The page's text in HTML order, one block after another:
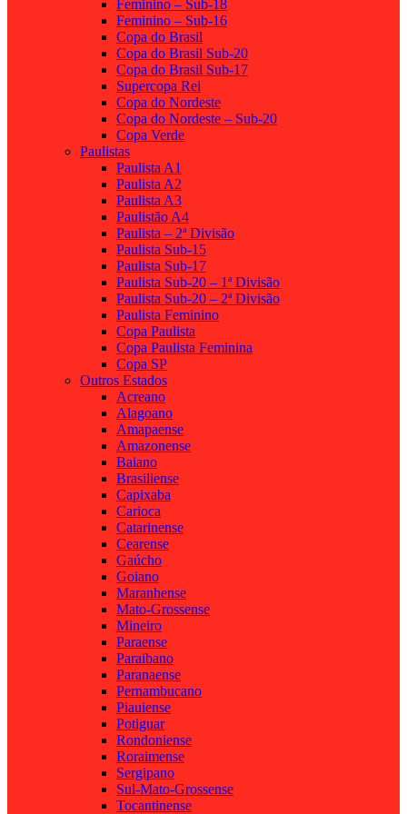
Feminino – Sub-18
Feminino – Sub-16
Copa do Brasil
Copa do Brasil Sub-20
Copa do Brasil Sub-17
Supercopa Rei
Copa do Nordeste
Copa do Nordeste – Sub-20
Copa Verde
Paulistas
Paulista A1
Paulista A2
Paulista A3
Paulistão A4
Paulista – 2ª Divisão
Paulista Sub-15
Paulista Sub-17
Paulista Sub-20 – 1ª Divisão
Paulista Sub-20 – 2ª Divisão
Paulista Feminino
Copa Paulista
Copa Paulista Feminina
Copa SP
Outros Estados
Acreano
Alagoano
Amapaense
Amazonense
Baiano
Brasiliense
Capixaba
Carioca
Catarinense
Cearense
Gaúcho
Goiano
Maranhense
Mato-Grossense
Mineiro
Paraense
Paraibano
Paranaense
Pernambucano
Piauiense
Potiguar
Rondoniense
Roraimense
Sergipano
Sul-Mato-Grossense
Tocantinense